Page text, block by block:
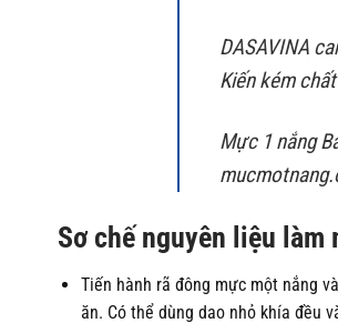
DASAVINA
Kiến kém
Mực 1 nắng
Sơ chế nguyên liệu
Tiến hành rã đông mực một nắng
ăn. Có thể dùng dao nhỏ khía đều